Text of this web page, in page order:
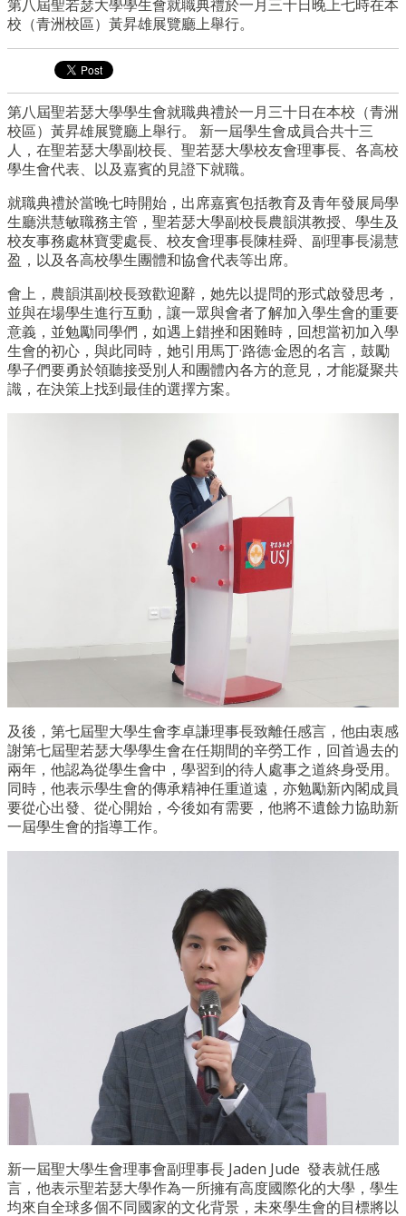
第八屆聖若瑟大學學生會就職典禮於一月三十日晚上七時在本
校（青洲校區）黃昇雄展覽廳上舉行。
第八屆聖若瑟大學學生會就職典禮於一月三十日在本校（青洲
校區） 黃昇雄展覽廳上舉行。 新一屆學生會成員合共十三
人，在聖若瑟大學副校長、 聖若瑟大學校友會理事長、各高校
學生會代表、 以及嘉賓的見證下就職。
就職典禮於當晚七時開始， 出席嘉賓包括教育及青年發展局學
生廳洪慧敏職務主管， 聖若瑟大學副校長農韻淇教授、學生及
校友事務處林寶雯處長、 校友會理事長陳桂舜、副理事長湯慧
盈， 以及各高校學生團體和協會代表等出席。
會上，農韻淇副校長致歡迎辭，她先以提問的形式啟發思考，
並與在場學生進行互動，讓一眾與會者了解加入學生會的重要
意義， 並勉勵同學們，如遇上錯挫和困難時，回想當初加入學
生會的初心， 與此同時，她引用馬丁·路德·金恩的名言， 鼓勵
學子們要勇於領聽接受別人和團體內各方的意見， 才能凝聚共
識，在決策上找到最佳的選擇方案。
及後，第七屆聖大學生會李卓謙理事長致離任感言， 他由衷感
謝第七屆聖若瑟大學學生會在任期間的辛勞工作， 回首過去的
兩年，他認為從學生會中， 學習到的待人處事之道終身受用。
同時， 他表示學生會的傳承精神任重道遠，亦勉勵新內閣成員
要從心出發、 從心開始，今後如有需要， 他將不遺餘力協助新
一屆學生會的指導工作。
新一屆聖大學生會理事會副理事長 Jaden Jude 發表就任感
言，他表示聖若瑟大學作為一所擁有高度國際化的大學， 學生
均來自全球多個不同國家的文化背景， 未來學生會的目標將以